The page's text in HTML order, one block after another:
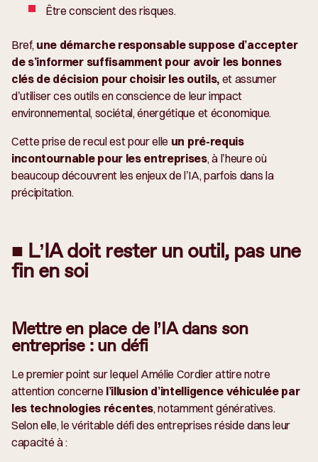
Être conscient des risques.
Bref, une démarche responsable suppose d’accepter
de s’informer suffisamment pour avoir les bonnes
clés de décision pour choisir les outils,et assumer
d’utiliser ces outils en conscience de leur impact
environnemental, sociétal, énergétique et économique.
Cette prise de recul est pour elle un pré-requis
incontournable pour les entreprises, à l’heure où
beaucoup découvrent les enjeux de l’IA, parfois dans la
précipitation.
■ L’IA doit rester un outil, pas une
fin en soi
Mettre en place de l’IA dans son
entreprise : un défi
Le premier point sur lequel Amélie Cordier attire notre
attention concerne l’illusion d’intelligence véhiculée par
les technologies récentes, notamment génératives.
Selon elle, le véritable défi des entreprises réside dans leur
capacité à :